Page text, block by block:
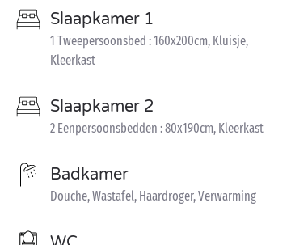
Slaapkamer 1
1 Tweepersoonsbed : 160x200cm, Kluisje,
Kleerkast
Slaapkamer 2
2 Eenpersoonsbedden : 80x190cm, Kleerkast
Badkamer
Douche, Wastafel, Haardroger, Verwarming